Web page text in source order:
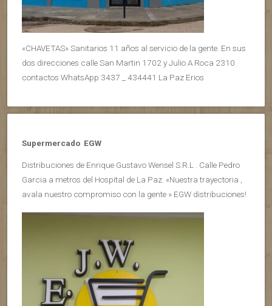
«CHAVETAS» Sanitarios 11 años al servicio de la gente. En sus
dos direcciones calle San Martin 1702 y Julio A Roca 2310
contactos WhatsApp 3437 _ 434441 La Paz Erios
Supermercado EGW
Distribuciones de Enrique Gustavo Wensel S.R.L . Calle Pedro
Garcia a metros del Hospital de La Paz. «Nuestra trayectoria ,
avala nuestro compromiso con la gente » EGW distribuciones!